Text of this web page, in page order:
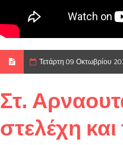
Τετάρτη 09 Οκτωβρίου
Στ.
στελέχη